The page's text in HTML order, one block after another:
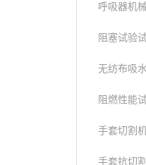
呼吸器机
阻塞试验
无纺布吸
阻燃性能
手套切割
手套抗切